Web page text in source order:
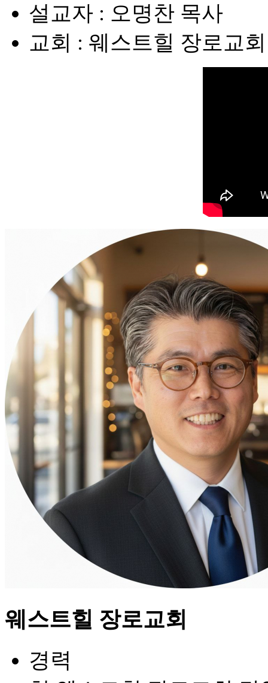
설교자 : 오명찬 목사
교회 : 웨스트힐 장로교회
웨스트힐 장로교회
경력